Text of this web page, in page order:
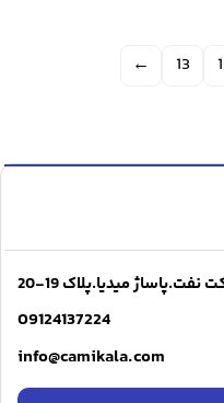
13
←
میدیا.پلاک 19-20
09124137224
info@camikala.com